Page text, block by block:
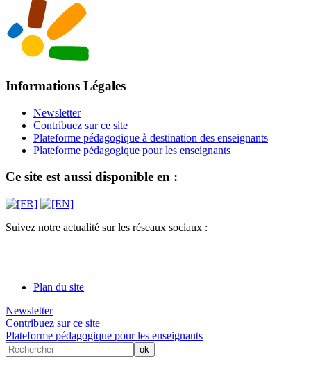
Informations Légales
Newsletter
Contribuez sur ce site
Plateforme pédagogique à destination des enseignants
Plateforme pédagogique pour les enseignants
Ce site est aussi disponible en :
Suivez notre actualité sur les réseaux sociaux :
Plan du site
Newsletter
Contribuez sur ce site
Plateforme pédagogique pour les enseignants